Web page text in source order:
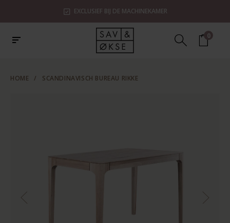
EXCLUSIEF BIJ DE MACHINEKAMER
0
HOME / SCANDINAVISCH BUREAU RIKKE